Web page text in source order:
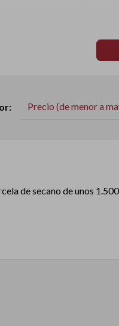
Precio (de menor a
de secano de unos